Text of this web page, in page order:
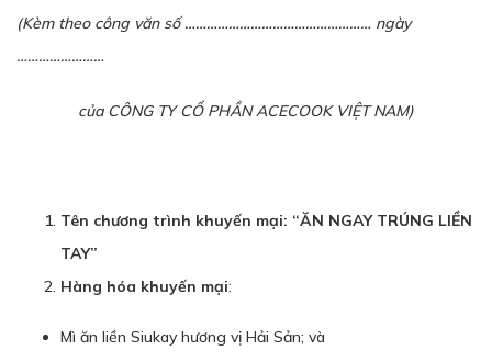
(Kèm theo công văn số …………………………………………… ngày
……………………
của CÔNG TY CỔ PHẦN ACECOOK VIỆT NAM)
Tên chương trình khuyến mại: “ĂN NGAY TRÚNG LIỀN
TAY”
Hàng hóa khuyến mại:
Mì ăn liền Siukay hương vị Hải Sản; và